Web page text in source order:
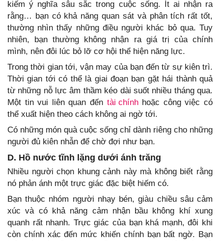
kiếm ý nghĩa sâu sắc trong cuộc sống. Ít ai nhận ra
rằng… bạn có khả năng quan sát và phân tích rất tốt,
thường nhìn thấy những điều người khác bỏ qua. Tuy
nhiên, bạn thường không nhận ra giá trị của chính
mình, nên đôi lúc bỏ lỡ cơ hội thể hiện năng lực.
Trong thời gian tới, vận may của bạn đến từ sự kiên trì.
Thời gian tới có thể là giai đoạn bạn gặt hái thành quả
từ những nỗ lực âm thầm kéo dài suốt nhiều tháng qua.
Một tin vui liên quan đến tài chínhhoặc công việc có
thể xuất hiện theo cách không ai ngờ tới.
Có những món quà cuộc sống chỉ dành riêng cho những
người đủ kiên nhẫn để chờ đợi như bạn.
D. Hồ nước tĩnh lặng dưới ánh trăng
Nhiều người chọn khung cảnh này mà không biết rằng
nó phản ánh một trực giác đặc biệt hiếm có.
Bạn thuộc nhóm người nhạy bén, giàu chiều sâu cảm
xúc và có khả năng cảm nhận bầu không khí xung
quanh rất nhanh. Trực giác của bạn khá mạnh, đôi khi
còn chính xác đến mức khiến chính bạn bất ngờ. Bạn